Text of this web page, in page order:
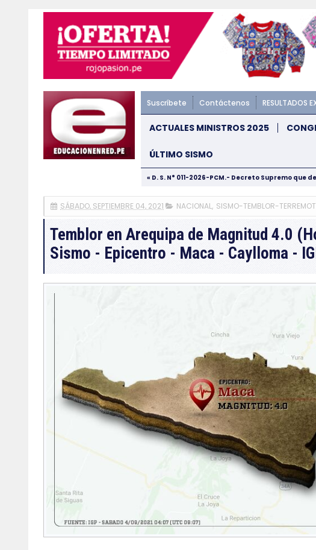
Suscríbete Contáctenos RESULTADOS
ACTUALES MINISTROS 2025
ÚLTIMO SISMO
« D. S. N° 011-2026-PCM.- Decreto Supremo
SÁBADO, SEPTIEMBRE 04, 2021 NACIONAL, SISMO-TEMBLOR-
Temblor en Arequipa de Magnitud 4.0
Sismo - Epicentro - Maca - Caylloma -